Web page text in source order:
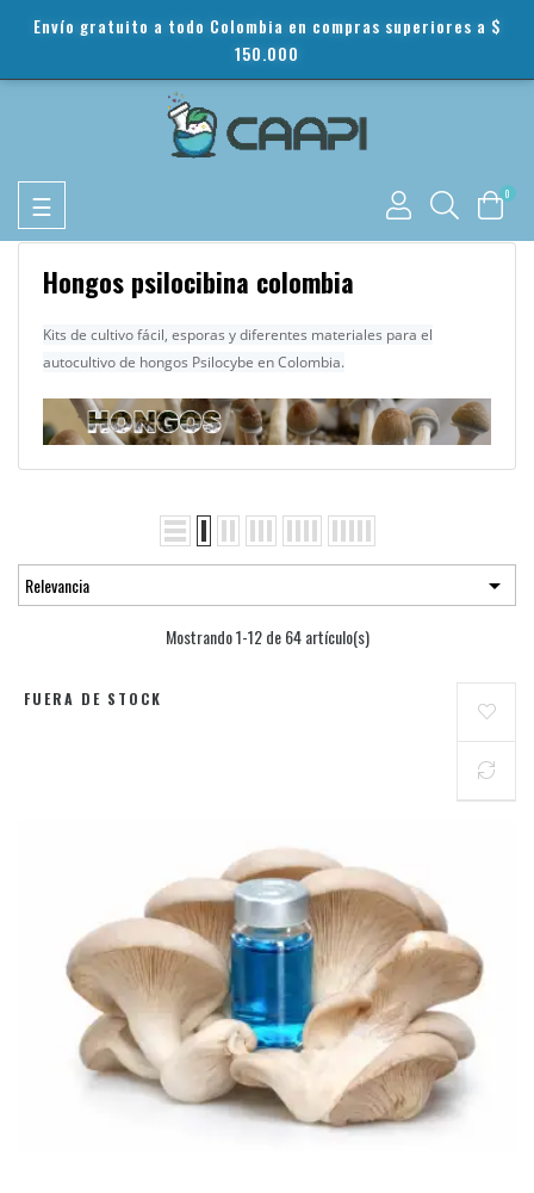
Envío gratuito a todo Colombia en compras superiores a $
150.000
Toggle
navigation
☰ 0
Hongos psilocibina colombia
Kits de cultivo fácil, esporas y diferentes materiales para el
autocultivo de hongos Psilocybe en Colombia.
Relevancia 
Mostrando 1-12 de 64 artículo(s)
FUERA DE STOCK